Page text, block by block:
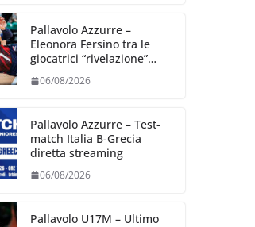
Pallavolo Azzurre –
Eleonora Fersino tra le
giocatrici “rivelazione”
Volleyball World
06/08/2026
Pallavolo Azzurre – Test-
match Italia B-Grecia
diretta streaming
06/08/2026
Pallavolo U17M – Ultimo